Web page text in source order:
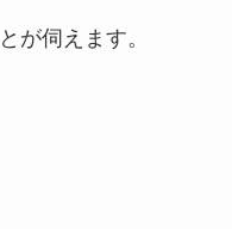
が伺えます。